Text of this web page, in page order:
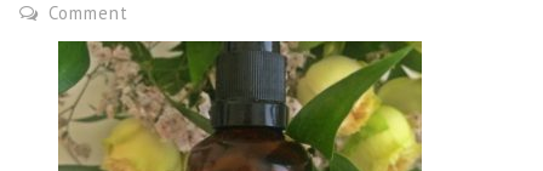
Comment